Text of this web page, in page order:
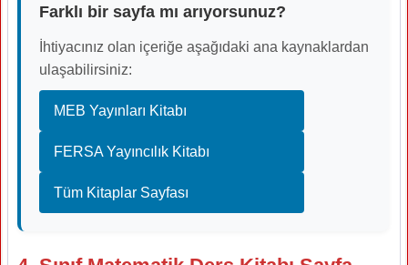
Farklı bir sayfa mı arıyorsunuz?
İhtiyacınız olan içeriğe aşağıdaki ana kaynaklardan
ulaşabilirsiniz:
MEB Yayınları Kitabı
FERSA Yayıncılık Kitabı
Tüm Kitaplar Sayfası